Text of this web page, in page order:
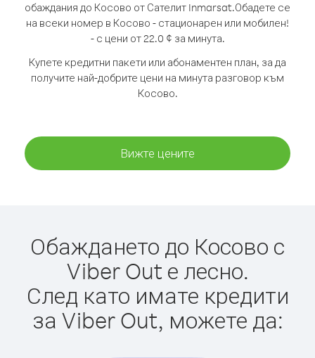
обаждания до Косово от Сателит Inmarsat.Обадете се
на всеки номер в Косово - стационарен или мобилен!
- с цени от 22.0 ¢ за минута.
Купете кредитни пакети или абонаментен план, за да
получите най-добрите цени на минута разговор към
Косово.
Вижте цените
Обаждането до Косово с
Viber Out е лесно.
След като имате кредити
за Viber Out, можете да: